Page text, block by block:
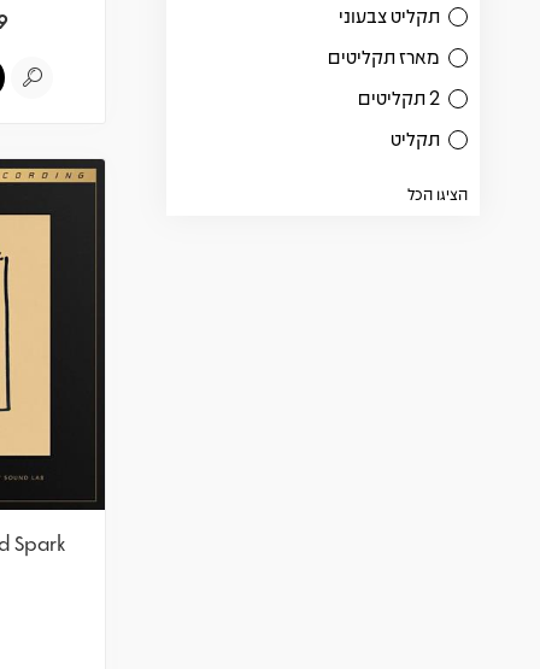
תקליט צבעוני
מארז תקליטים
2 תקליטים
תקליט
הציגו הכל
Spark